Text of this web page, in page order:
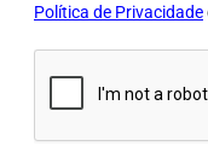
Política de Privacidade